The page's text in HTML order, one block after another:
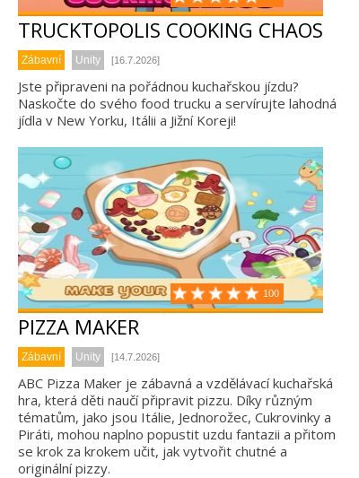
TRUCKTOPOLIS COOKING CHAOS
Zábavní Unity [16.7.2026]
Jste připraveni na pořádnou kuchařskou jízdu?
Naskočte do svého food trucku a servírujte lahodná
jídla v New Yorku, Itálii a Jižní Koreji!
100
PIZZA MAKER
Zábavní Unity [14.7.2026]
ABC Pizza Maker je zábavná a vzdělávací kuchařská
hra, která děti naučí připravit pizzu. Díky různým
tématům, jako jsou Itálie, Jednorožec, Cukrovinky a
Piráti, mohou naplno popustit uzdu fantazii a přitom
se krok za krokem učit, jak vytvořit chutné a
originální pizzy.